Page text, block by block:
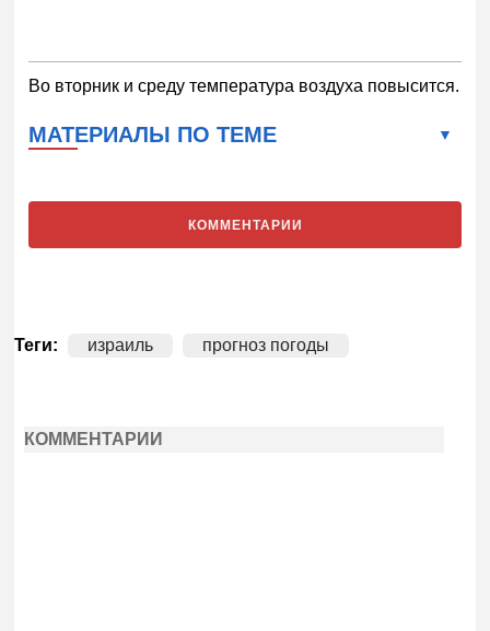
Во вторник и среду температура воздуха повысится.
МАТЕРИАЛЫ ПО ТЕМЕ
КОММЕНТАРИИ
Теги: израиль прогноз погоды
КОММЕНТАРИИ